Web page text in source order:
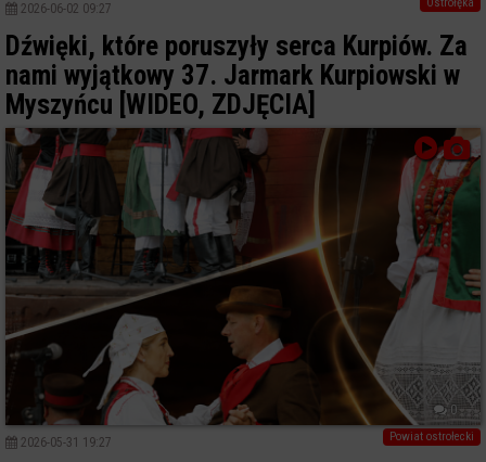
2026-06-02 09:27
Dźwięki, które poruszyły serca Kurpiów. Za
nami wyjątkowy 37. Jarmark Kurpiowski w
Myszyńcu [WIDEO, ZDJĘCIA]
0
Powiat ostrołecki
2026-05-31 19:27